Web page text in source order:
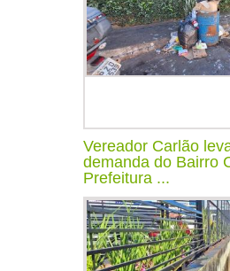
Vereador Carlão
demanda do Bairro
Prefeitura ...